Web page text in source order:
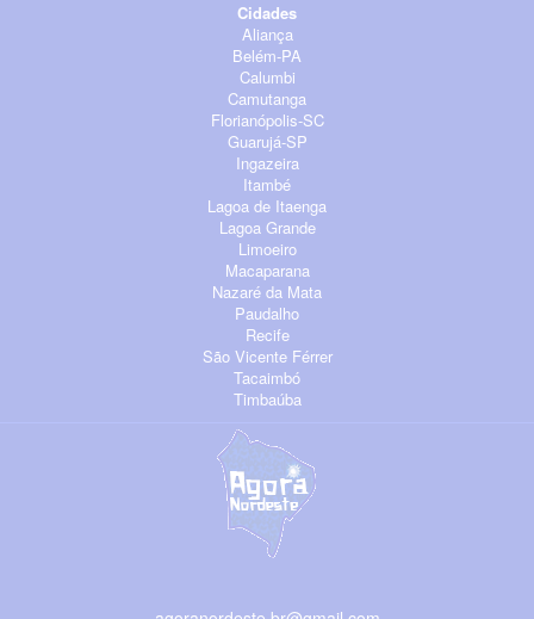
Cidades
Aliança
Belém-PA
Calumbi
Camutanga
Florianópolis-SC
Guarujá-SP
Ingazeira
Itambé
Lagoa de Itaenga
Lagoa Grande
Limoeiro
Macaparana
Nazaré da Mata
Paudalho
Recife
São Vicente Férrer
Tacaimbó
Timbaúba